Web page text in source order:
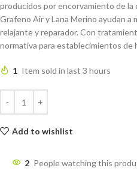
producidos por encorvamiento de la
Grafeno Air y Lana Merino ayudan a
relajante y reparador. Con
normativa para establecimientos de
1 Item sold in last 3 hours
Add to wishlist
2 People watching this